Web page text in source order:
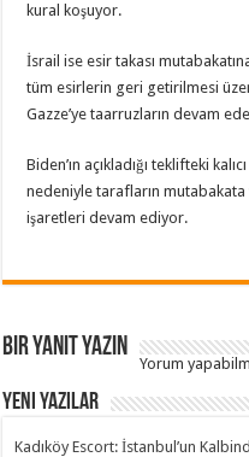
kural koşuyor.
İsrail ise esir takası
tüm esirlerin geri getirilmesi
Gazze’ye taarruzların devam
Biden’ın açıkladığı teklifteki
nedeniyle tarafların mutabakata
işaretleri devam ediyor.
Bir yanıt yazın
Yorum
Yeni Yazılar
Kadıköy Escort: İstanbul’un